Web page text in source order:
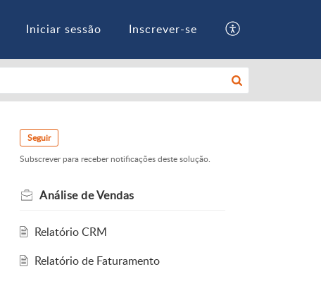
Iniciar sessão Inscrever-se
Seguir
Subscrever para receber notificações deste solução.
Análise de Vendas
Relatório CRM
Relatório de Faturamento